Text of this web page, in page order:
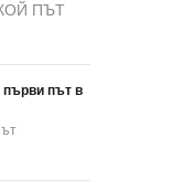
ПЪТ
първи път в